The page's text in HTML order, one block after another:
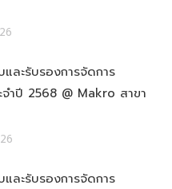
ละรับรองการจัดการ
ำปี 2568 @ Makro สาขา
ละรับรองการจัดการ